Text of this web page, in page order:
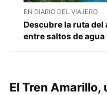
EN DIARIO DEL VIAJERO
Descubre la ruta del
entre saltos de
El Tren Amarillo,